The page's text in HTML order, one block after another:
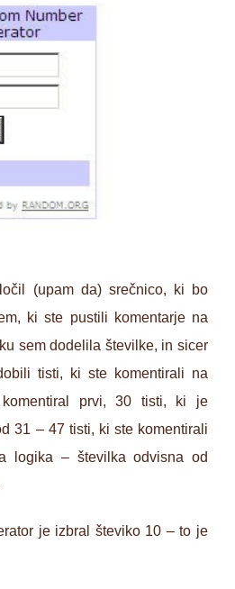
(upam da) srečnico, ki bo
ki ste pustili komentarje na
sem dodelila številke, in sicer
tisti, ki ste komentirali na
prvi, 30 tisti, ki je
31 – 47 tisti, ki ste komentirali
logika – številka odvisna od
je izbral števiko 10 – to je